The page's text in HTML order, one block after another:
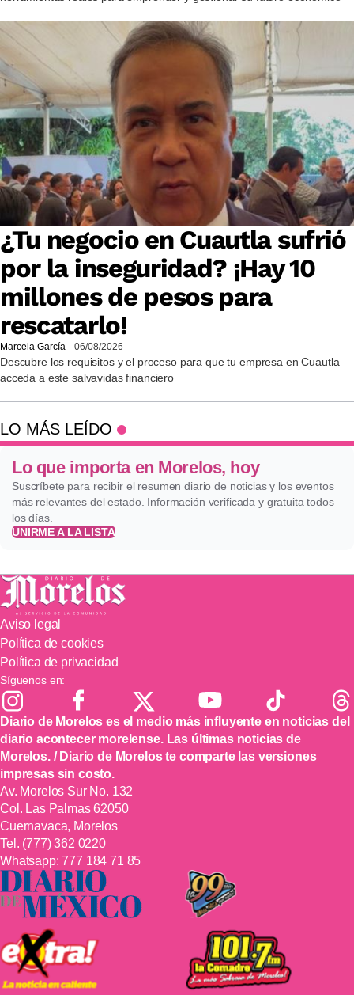
¿Tu negocio en Cuautla sufrió
por la inseguridad? ¡Hay 10
millones de pesos para
rescatarlo!
Marcela García 06/08/2026
Descubre los requisitos y el proceso para que tu empresa en Cuautla
acceda a este salvavidas financiero
LO MÁS LEÍDO
Lo que importa en Morelos, hoy
Suscríbete para recibir el resumen diario de noticias y los eventos
más relevantes del estado. Información verificada y gratuita todos
los días.
UNIRME A LA LISTA
Aviso legal
Política de cookies
Política de privacidad
Síguenos en:
Diario de Morelos es el medio más influyente en noticias del
diario acontecer morelense. Las últimas noticias de
Morelos. / Diario de Morelos te comparte las versiones
impresas sin costo.
Av. Morelos Sur No. 132
Col. Las Palmas 62050
Cuernavaca, Morelos
Tel. (777) 362 0220
Whatsapp:777 184 71 85